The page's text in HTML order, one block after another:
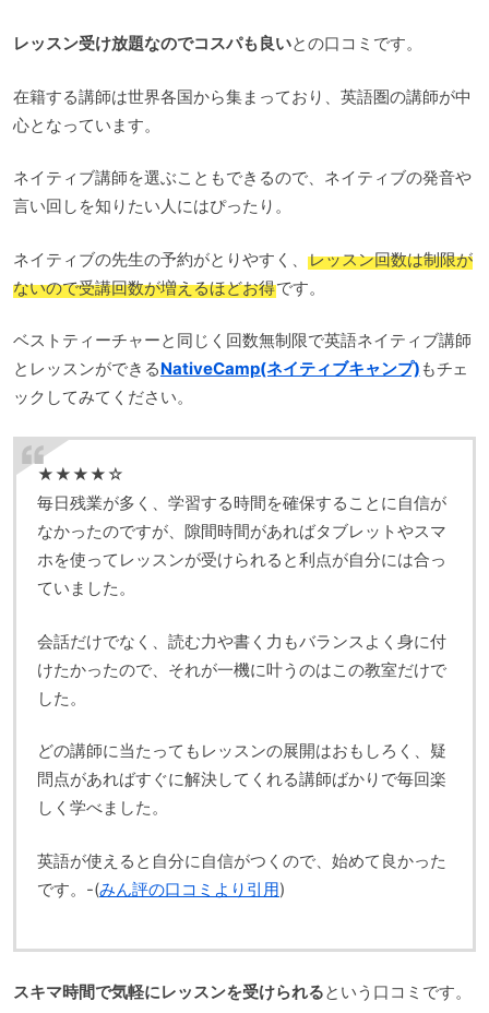
レッスン受け放題なのでコスパも良いとの口コミです。
在籍する講師は世界各国から集まっており、英語圏の講師が中
心となっています。
ネイティブ講師を選ぶこともできるので、ネイティブの発音や
言い回しを知りたい人にはぴったり。
ネイティブの先生の予約がとりやすく、 レッスン回数は制限が
ないので受講回数が増えるほどお得です。
ベストティーチャーと同じく回数無制限で英語ネイティブ講師
とレッスンができるNativeCamp(ネイティブキャンプ) もチェ
ックしてみてください。
★★★★☆
毎日残業が多く、学習する時間を確保することに自信が
なかったのですが、隙間時間があればタブレットやスマ
ホを使ってレッスンが受けられると利点が自分には合っ
ていました。
会話だけでなく、読む力や書く力もバランスよく身に付
けたかったので、それが一機に叶うのはこの教室だけで
した。
どの講師に当たってもレッスンの展開はおもしろく、疑
問点があればすぐに解決してくれる講師ばかりで毎回楽
しく学べました。
英語が使えると自分に自信がつくので、始めて良かった
です。-(みん評の口コミより引用)
スキマ時間で気軽にレッスンを受けられるという口コミです。